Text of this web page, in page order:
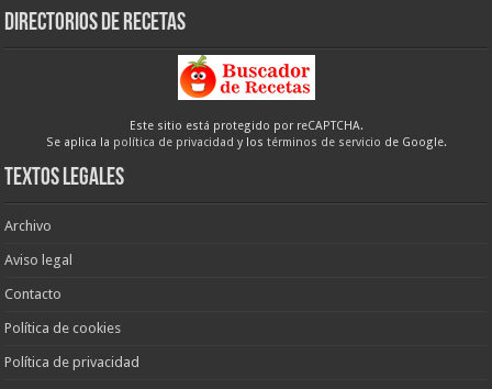
Directorios de recetas
Este sitio está protegido por reCAPTCHA.
Se aplica la política de privacidad y los términos de servicio de Google.
Textos legales
Archivo
Aviso legal
Contacto
Política de cookies
Política de privacidad